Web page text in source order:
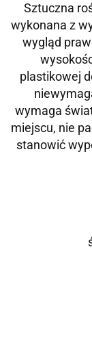
Sztuczna
wykonana z
wygląd
plastikowej
wymaga
miejscu, nie
stanowić